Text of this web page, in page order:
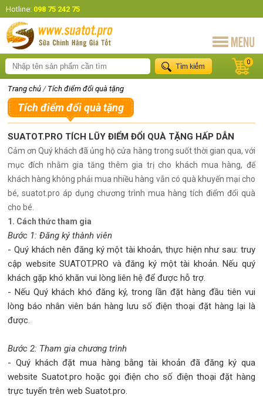
Hotline: 098 75 242 75
0
Trang chủ / Tích điểm đổi quà tặng
Tích điểm đổi quà tặng
SUATOT.PRO TÍCH LŨY ĐIỂM ĐỔI QUÀ TẶNG HẤP DẪN
Cảm ơn Quý khách đã ủng hộ cửa hàng trong suốt thời gian qua, với
mục đích nhằm gia tăng thêm gia trị cho khách mua hàng, để
khách hàng không phải mua nhiều hàng vẫn có quà khuyến mại cho
bé, suatot.pro áp dụng chương trình mua hàng tích điểm đổi quà
cho bé.
1. Cách thức tham gia
Bước 1: Đăng ký thành viên
- Quý khách nên đăng ký một tài khoản, thực hiện như sau: truy
cập website SUATOT.PRO và đăng ký một tài khoản. Nếu quý
khách gặp khó khăn vui lòng liên hệ để được hỗ trợ.
- Nếu Quý khách khó đăng ký, trong lần đặt hàng đầu tiên vui
lòng báo nhân viên bán hàng lưu số điện thoại đặt hàng lại là
được.
Bước 2: Tham gia chương trình
- Quý khách đặt mua hàng bằng tài khoản đã đăng ký qua
website Suatot.pro hoặc gọi điện cho số điện thoại đặt hàng
trực tuyến trên web Suatot.pro.